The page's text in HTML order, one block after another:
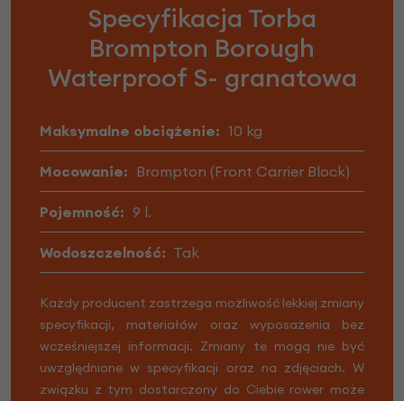
Specyfikacja Torba
Brompton Borough
Waterproof S- granatowa
Maksymalne obciążenie: 10 kg
Mocowanie: Brompton (Front Carrier Block)
Pojemność: 9 l.
Wodoszczelność: Tak
Każdy producent zastrzega możliwość lekkiej zmiany
specyfikacji, materiałów oraz wyposażenia bez
wcześniejszej informacji. Zmiany te mogą nie być
uwzględnione w specyfikacji oraz na zdjęciach. W
związku z tym dostarczony do Ciebie rower może